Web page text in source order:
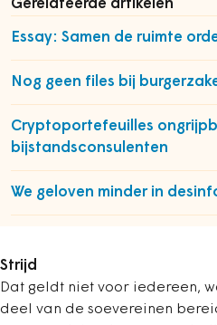
Gerelateerde artikelen
Essay: Samen de ruimte
Nog geen files bij
Cryptoportefeuilles
bijstandsconsulenten
We geloven minder in
Strijd
Dat geldt niet voor iedereen,
deel van de soevereinen